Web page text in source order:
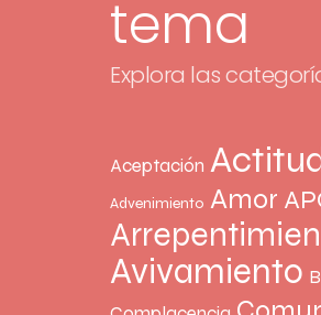
tema
Explora las
Aceptación
Advenimiento Amor
Avivamiento